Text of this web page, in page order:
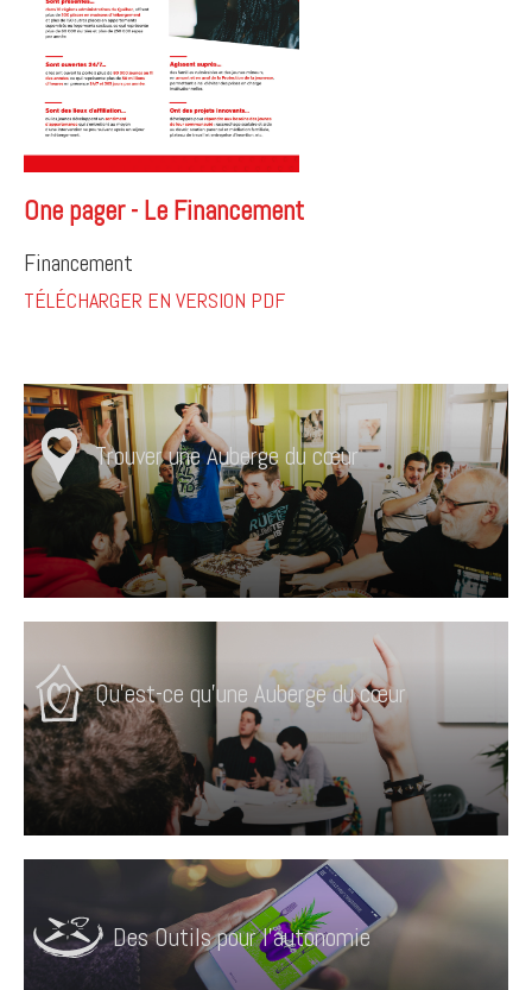
One pager - Le Financement
Financement
TÉLÉCHARGER EN VERSION PDF
Trouver une Auberge du cœur
Qu'est-ce qu'une Auberge du cœur
Des Outils pour l'autonomie